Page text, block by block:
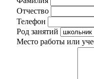
Отчество
Телефон
Род занятий
Место работы или